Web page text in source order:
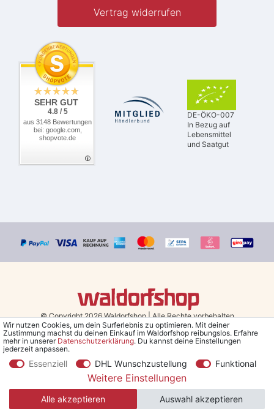
Vertrag widerrufen
SEHR GUT
4.8 / 5
aus 3148 Bewertungen
bei: google.com,
shopvote.de
DE-ÖKO-007
In Bezug auf
Lebensmittel
und Saatgut
© Copyright 2026 Waldorfshop|Alle Rechte vorbehalten.
Bestellungen mit Prio Versand bis 13 Uhr, garantierter Versand am
*Kostenlose Lieferung in Deutschland und Österreich ab 79 €.(gilt
nur für Sparversand - ausgenommen Sperrgut und Speditionsware)
**Den 5€ Gutschein erhältst du nach Bestätigung des Newsletters
per Mail. Der Gutschein gilt 30 Tage, Mindestbestellwert 30 €.
Wir nutzen Cookies, um dein Surferlebnis zu optimieren. Mit deiner
Zustimmung machst du deinen Einkauf im Waldorfshop reibungslos. Erfahre
mehr in unserer Daten­schutz­erklärung. Du kannst deine Einstellungen
jederzeit anpassen.
Essenziell DHL Wunschzustellung Funktional
Weitere Einstellungen
Alle akzeptieren Auswahl akzeptieren